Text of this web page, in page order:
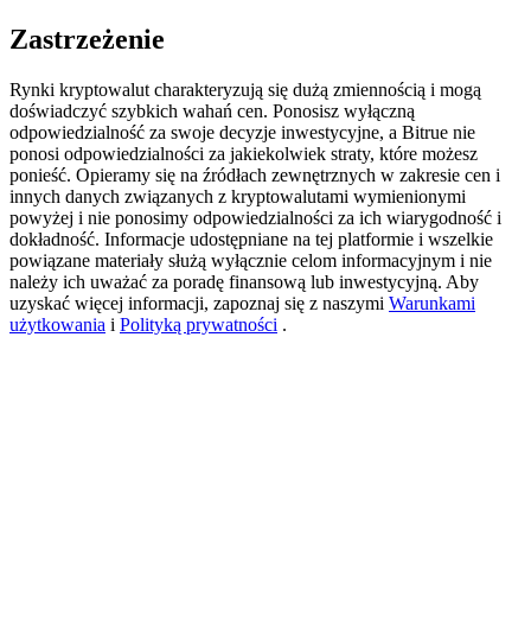
Exclusive for BitMart Users
Register & Trade to Win 500,000 USDT
Precious Metals Trading Carnival
Trade Gold & Silver · 33,333 USDT Bonus
USDT New User Exclusive 10% APR
Zastrzeżenie
Rynki kryptowalut charakteryzują się dużą zmiennością i mogą
doświadczyć szybkich wahań cen. Ponosisz wyłączną
odpowiedzialność za swoje decyzje inwestycyjne, a Bitrue nie
ponosi odpowiedzialności za jakiekolwiek straty, które możesz
ponieść. Opieramy się na źródłach zewnętrznych w zakresie cen i
innych danych związanych z kryptowalutami wymienionymi
powyżej i nie ponosimy odpowiedzialności za ich wiarygodność i
dokładność. Informacje udostępniane na tej platformie i wszelkie
powiązane materiały służą wyłącznie celom informacyjnym i nie
należy ich uważać za poradę finansową lub inwestycyjną. Aby
uzyskać więcej informacji, zapoznaj się z naszymi Warunkami
użytkowania i Polityką prywatności .